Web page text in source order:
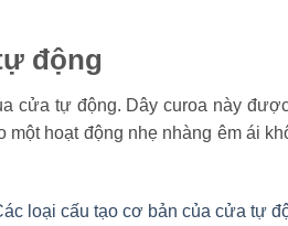
động
cửa tự động. Dây curoa này
hoạt động nhẹ nhàng êm ái